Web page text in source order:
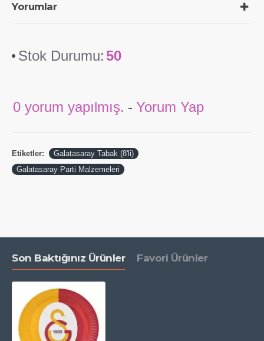
Yorumlar
Stok Durumu: 50
0 yorum yapılmış. - Yorum Yap
Etiketler:
Galatasaray Tabak (8'li)
Galatasaray Parti Malzemeleri
Son Baktığınız Ürünler Favori Ürünler